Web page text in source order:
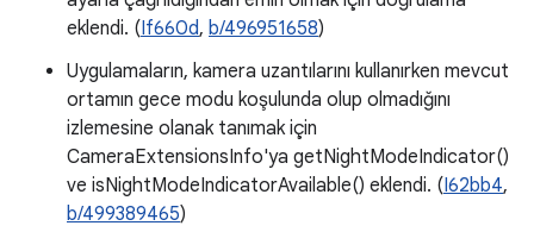
eklendi. (If660d, b/496951658)
Uygulamaların, kamera uzantılarını kullanırken mevcut
ortamın gece modu koşulunda olup olmadığını
izlemesine olanak tanımak için
CameraExtensionsInfo'ya getNightModeIndicator()
ve isNightModeIndicatorAvailable() eklendi. (I62bb4,
b/499389465)